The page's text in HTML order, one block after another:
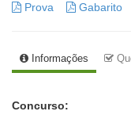
Prova Gabarito
Informações
Concurso: